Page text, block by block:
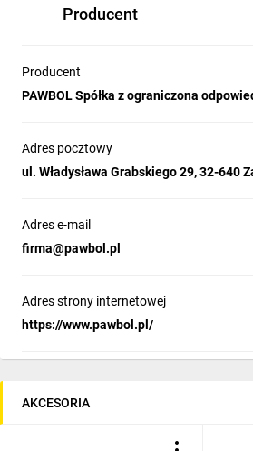
Producent
Producent
PAWBOL Spółka z ograniczona
Adres pocztowy
ul. Władysława Grabskiego 29, 32-640
Adres e-mail
firma@pawbol.pl
Adres strony internetowej
https://www.pawbol.pl/
AKCESORIA